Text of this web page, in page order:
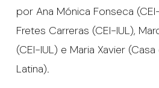
por Ana Mónica Fonseca
Fretes Carreras (CEI-IUL),
(CEI-IUL) e Maria Xavier
Latina).